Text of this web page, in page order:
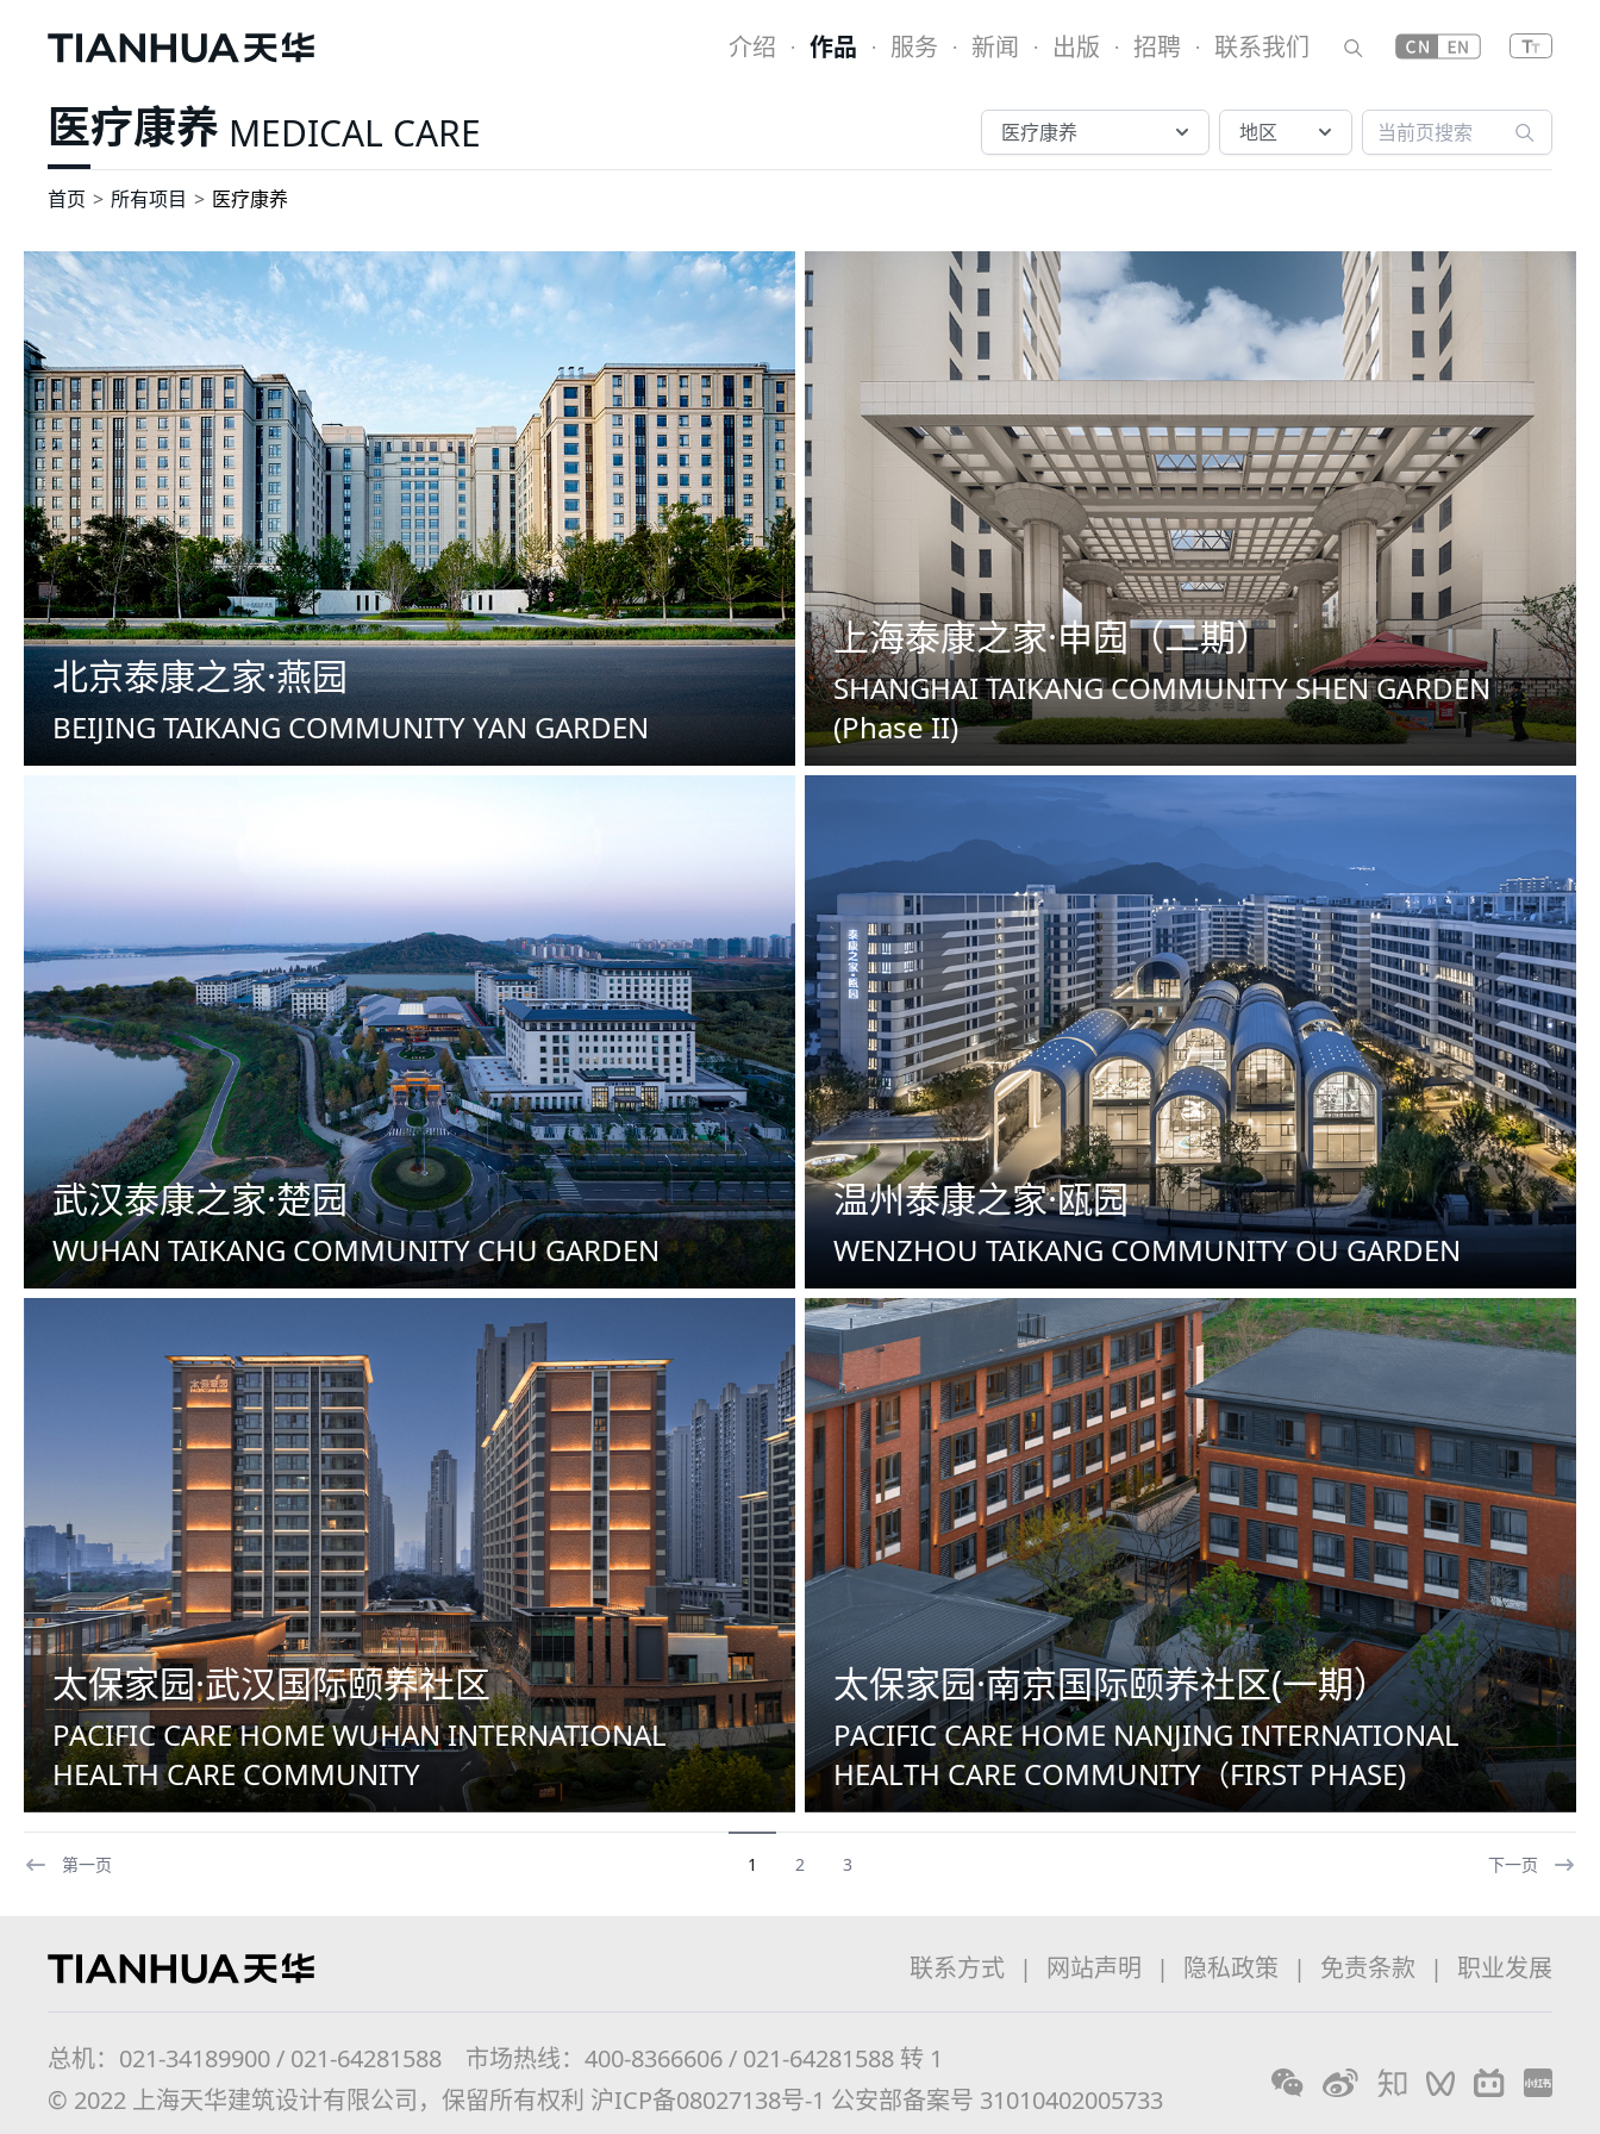
介绍 · 作品 · 服务 · 新闻 · 出版 · 招聘 · 联系我们
医疗康养 MEDICAL CARE 医疗康养 地区
首页 所有项目 医疗康养
北京泰康之家·燕园
BEIJING TAIKANG COMMUNITY YAN GARDEN
上海泰康之家·申园（二期）
SHANGHAI TAIKANG COMMUNITY SHEN GARDEN
(Phase II)
武汉泰康之家·楚园
WUHAN TAIKANG COMMUNITY CHU GARDEN
温州泰康之家·瓯园
WENZHOU TAIKANG COMMUNITY OU GARDEN
太保家园·武汉国际颐养社区
PACIFIC CARE HOME WUHAN INTERNATIONAL
HEALTH CARE COMMUNITY
太保家园·南京国际颐养社区(一期）
PACIFIC CARE HOME NANJING INTERNATIONAL
HEALTH CARE COMMUNITY（FIRST PHASE)
第一页 1 2 3 下一页
联系方式 | 网站声明 | 隐私政策 | 免责条款 | 职业发展
总机：021-34189900 / 021-64281588 市场热线：400-8366606 / 021-64281588 转 1
© 2022 上海天华建筑设计有限公司，保留所有权利 沪ICP备08027138号-1 公安部备案号 31010402005733